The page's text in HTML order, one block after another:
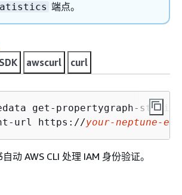
端点。
SDK awscurl curl
get-propertygraph-
url https://
your-neptune-
动 AWS CLI 处理 IAM 身份验证。